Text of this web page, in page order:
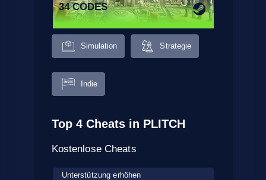
34 CODES
Simulation Strategie
Indie
Top 4 Cheats in PLITCH
Kostenlose Cheats
Unterstützung erhöhen